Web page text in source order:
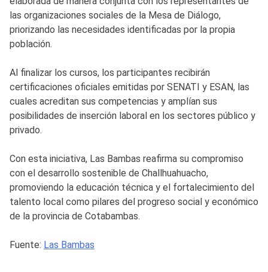
las organizaciones sociales de la Mesa de Diálogo,
priorizando las necesidades identificadas por la propia
población.
Al finalizar los cursos, los participantes recibirán
certificaciones oficiales emitidas por SENATI y ESAN, las
cuales acreditan sus competencias y amplían sus
posibilidades de inserción laboral en los sectores público y
privado.
Con esta iniciativa, Las Bambas reafirma su compromiso
con el desarrollo sostenible de Challhuahuacho,
promoviendo la educación técnica y el fortalecimiento del
talento local como pilares del progreso social y económico
de la provincia de Cotabambas.
Fuente: Las Bambas